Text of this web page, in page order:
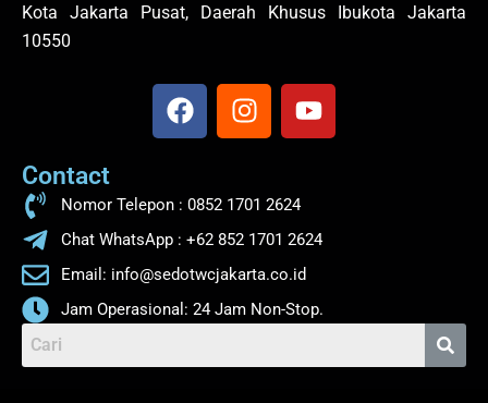
Kota Jakarta Pusat, Daerah Khusus Ibukota Jakarta
10550
F
a
b
o
o
k
I
n
a
g
a
m
Y
o
b
Contact
Nomor Telepon : 0852 1701 2624
Chat WhatsApp : +62 852 1701 2624
Email: info@sedotwcjakarta.co.id
Jam Operasional: 24 Jam Non-Stop.